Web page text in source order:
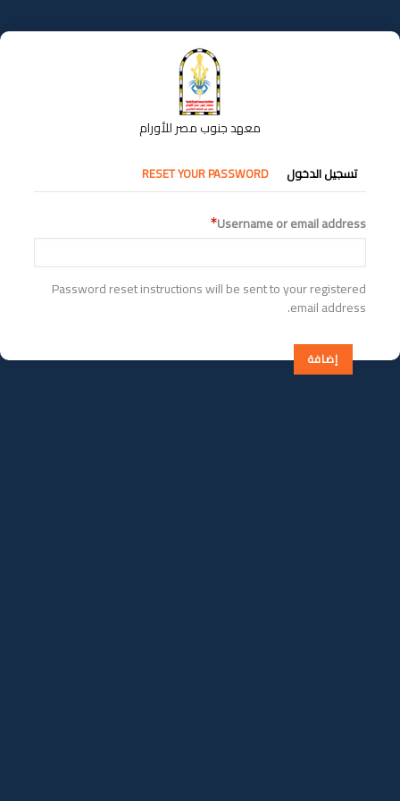
إلى
المحتوى
معهد جنوب مصر للأورام
التبويبات
الأساسية
تسجيل الدخول RESET YOUR PASSWORD
Username or email address
Password reset instructions will be sent to your registered
email address.